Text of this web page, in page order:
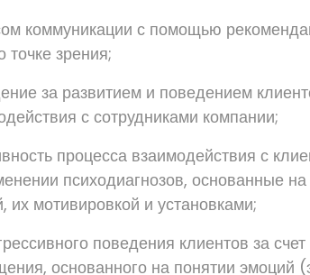
коммуникации с помощью
точке зрения;
за развитием и поведением
с сотрудниками компании;
процесса взаимодействия с
психодиагнозов, основанные
мотивировкой и установками;
поведения клиентов за
основанного на понятии эмоций